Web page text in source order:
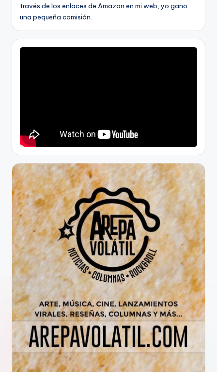
través de los enlaces de Amazon en mi web, yo gano
una pequeña comisión.